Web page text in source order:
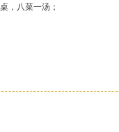
，八菜一汤；